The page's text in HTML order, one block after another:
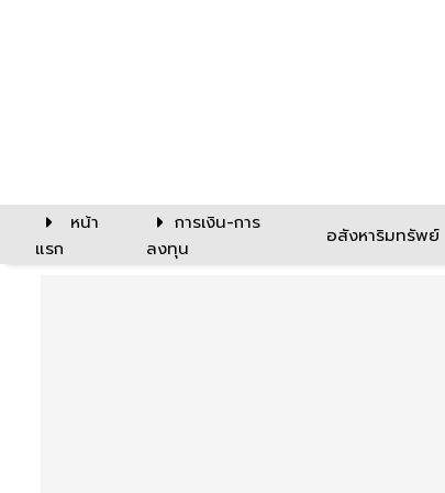
หน้า
แรก
การเงิน-การ
ลงทุน
อสังหาริมทรัพย์